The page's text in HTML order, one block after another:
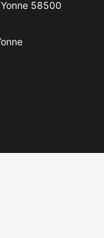
58500